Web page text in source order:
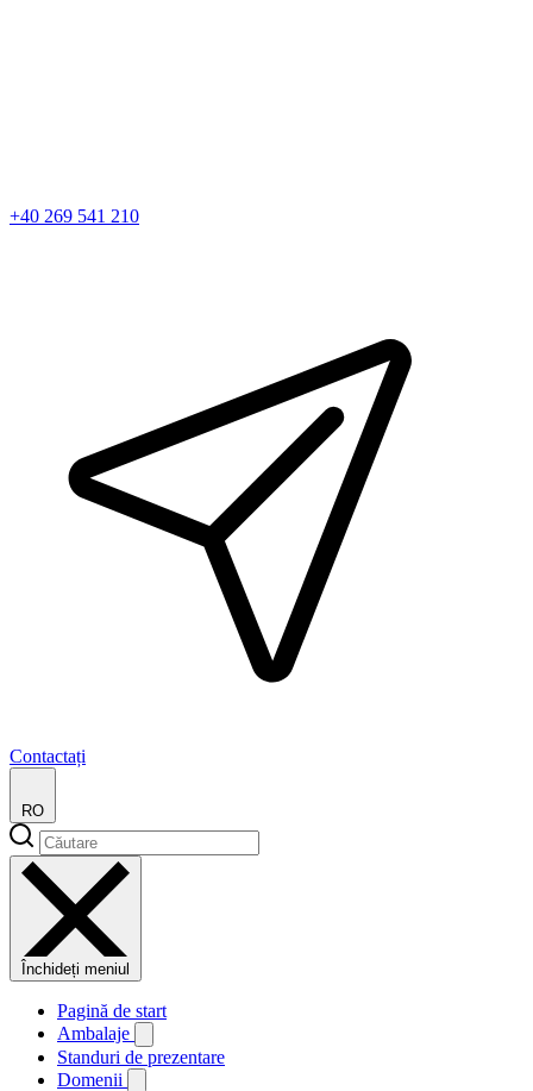
+40 269 541 210
Contactați
RO
Închideți meniul
Pagină de start
Ambalaje
Standuri de prezentare
Domenii